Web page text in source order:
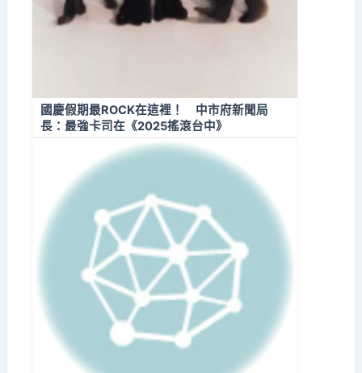
國慶假期最ROCK在這裡！ 中市府新聞局
長：最強卡司在《2025搖滾台中》